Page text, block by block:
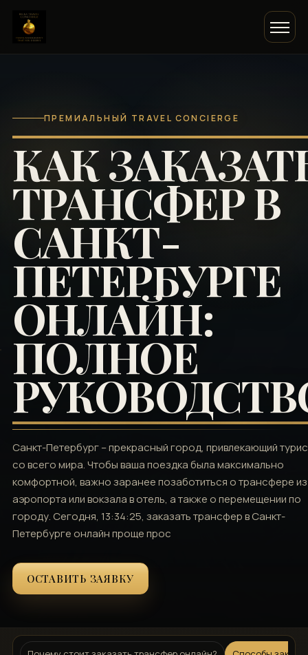
ПРЕМИАЛЬНЫЙ TRAVEL CONCIERGE
КАК
ТРАНСФЕР В
САНКТ-
ПЕТЕРБУРГЕ
ОНЛАЙН:
ПОЛНОЕ
Санкт-Петербург – прекрасный город‚ привлекающий
со всего мира. Чтобы ваша поездка была максимально
комфортной‚ важно заранее позаботиться о трансфере из
аэропорта или вокзала в отель‚ а также о перемещении по
городу. Сегодня‚ 13:34:25‚ заказать трансфер в Санкт-
Петербурге онлайн проще прос
ОСТАВИТЬ ЗАЯВКУ